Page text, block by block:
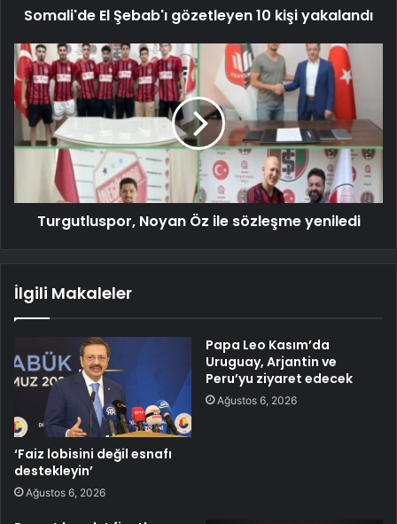
Somali'de El Şebab'ı gözetleyen 10 kişi yakalandı
Turgutluspor, Noyan Öz ile sözleşme yeniledi
İlgili Makaleler
‘Faiz lobisini değil esnafı
destekleyin’
Ağustos 6, 2026
Papa Leo Kasım’da
Uruguay, Arjantin ve
Peru’yu ziyaret edecek
Ağustos 6, 2026